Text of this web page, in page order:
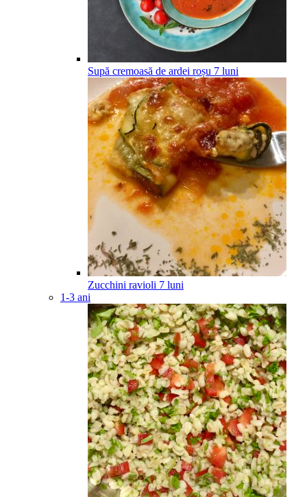
Supă cremoasă de ardei roșu 7 luni
Zucchini ravioli 7 luni
1-3 ani